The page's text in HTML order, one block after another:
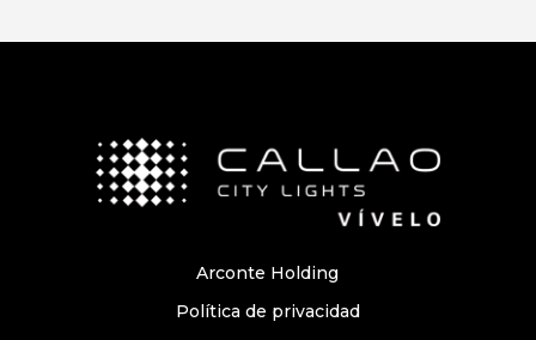
Arconte Holding
Política de privacidad